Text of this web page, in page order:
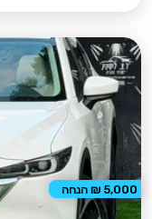
5,000 ₪ הנחה